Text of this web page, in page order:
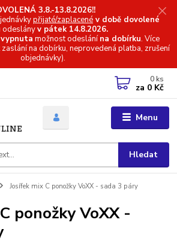
3.8.-13.8.2026!!
přijaté/zaplacené v době dovolené
odeslányv pátek 14.8.2026.
vypnuta možnost odeslánína dobírku. Více
zaslání na dobírku, neprovedená platba, zrušení
objednávky).
Menu
Hledat
0 ks
za 0 Kč
Josífek mix C ponožky VoXX - sada 3 páry
ponožky VoXX -